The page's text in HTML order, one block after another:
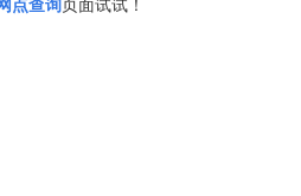
点查询页面试试！